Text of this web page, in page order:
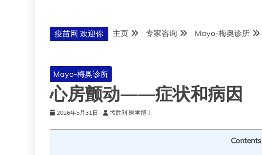
疫苗网 欢迎你 主页 专家咨询 Mayo-梅奥诊所
Mayo-梅奥诊所
心房颤动——症状和病因
2026年5月31日 孟胜利 医学博士
Contents